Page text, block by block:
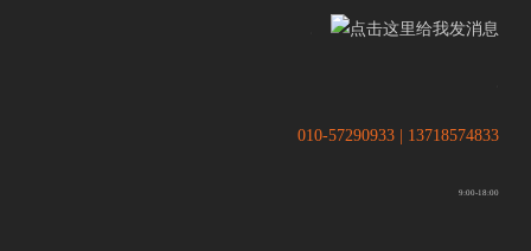
010-57290933 | 13718574833
9:00-18:00